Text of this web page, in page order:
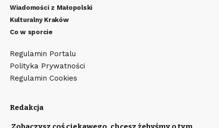
Wiadomości z Małopolski
Kulturalny Kraków
Co w sporcie
Regulamin Portalu
Polityka Prywatności
Regulamin Cookies
Redakcja